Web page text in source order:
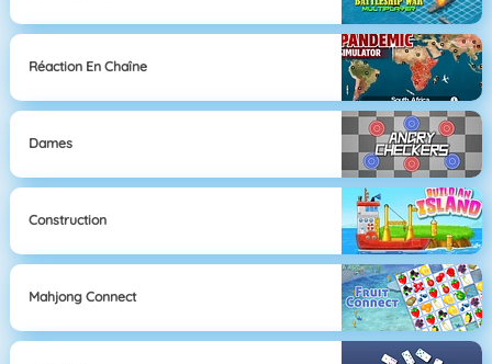
Réaction En Chaîne
Dames
Construction
Mahjong Connect